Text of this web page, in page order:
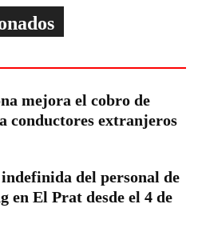
mejora el cobro de
conductores extranjeros
del personal de
en El Prat desde el 4 de